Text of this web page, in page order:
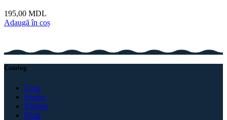
195,00 MDL
Adaugă în coș
Catalog
Crap
Feeder
Răpitor
Plută